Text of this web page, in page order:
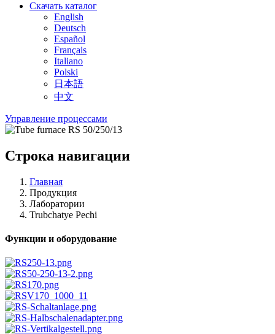
Скачать каталог
English
Deutsch
Español
Français
Italiano
Polski
日本語
中文
Управление процессами
Строка навигации
Главная
Продукция
Лаборатории
Trubchatye Pechi
Функции и оборудование